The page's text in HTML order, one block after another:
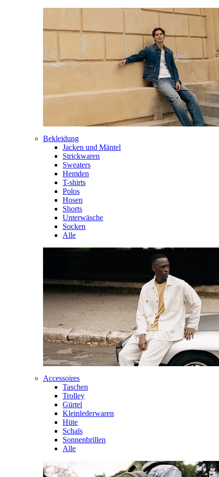
Bekleidung
Jacken und Mäntel
Strickwaren
Sweaters
Hemden
T-shirts
Polos
Hosen
Shorts
Unterwäsche
Socken
Alle
Accessoires
Taschen
Trolley
Gürtel
Kleinlederwaren
Hüte
Schals
Sonnenbrillen
Alle